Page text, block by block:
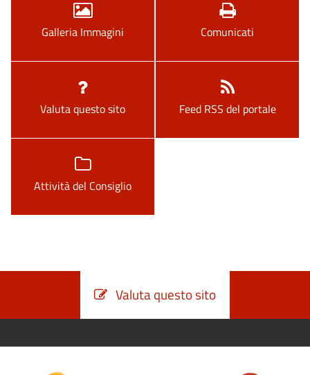
Galleria Immagini Comunicati
Valuta questo sito Feed RSS del portale
Attività del Consiglio
Valuta questo sito